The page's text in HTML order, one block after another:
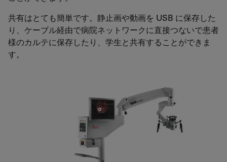
共有はとても簡単です。静止画や動画を USB に保存した
り、ケーブル経由で病院ネットワークに直接つないで患者
様のカルテに保存したり、学生と共有することができま
す。